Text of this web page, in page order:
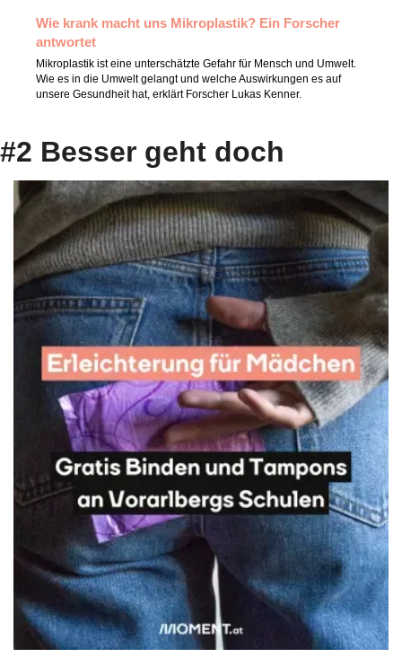
Wie krank macht uns Mikroplastik? Ein Forscher
antwortet
Mikroplastik ist eine unterschätzte Gefahr für Mensch und Umwelt.
Wie es in die Umwelt gelangt und welche Auswirkungen es auf
unsere Gesundheit hat, erklärt Forscher Lukas Kenner.
#2 Besser geht doch